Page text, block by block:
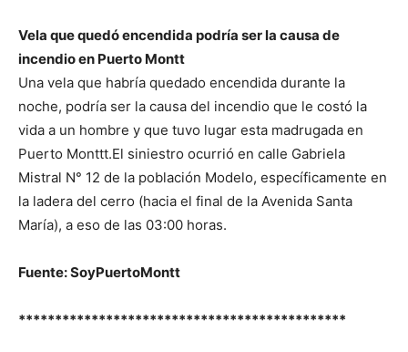
Vela que quedó encendida podría ser la causa de
incendio en Puerto Montt
Una vela que habría quedado encendida durante la
noche, podría ser la causa del incendio que le costó la
vida a un hombre y que tuvo lugar esta madrugada en
Puerto Monttt.El siniestro ocurrió en calle Gabriela
Mistral N° 12 de la población Modelo, específicamente en
la ladera del cerro (hacia el final de la Avenida Santa
María), a eso de las 03:00 horas.
Fuente: SoyPuertoMontt
*********************************************